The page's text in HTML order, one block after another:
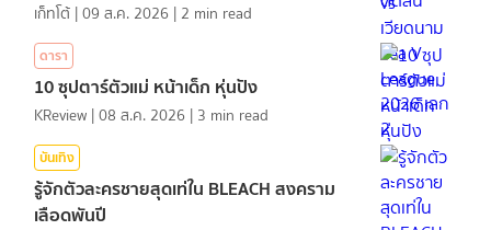
เก็ทโต้ |09 ส.ค. 2026 | 2 min read
ดารา
10 ซุปตาร์ตัวแม่ หน้าเด็ก หุ่นปัง
KReview |08 ส.ค. 2026 | 3 min read
บันเทิง
รู้จักตัวละครชายสุดเท่ใน BLEACH สงคราม
เลือดพันปี